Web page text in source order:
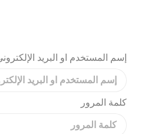
إسم المستخدم او البريد الإلكتروني
كلمة المرور